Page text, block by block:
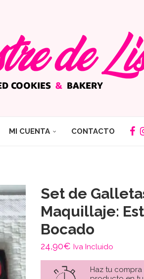
MI CUENTA CONTACTO
Set de
Maquillaje:
Bocado
24,90€ Iva Incluido
Haz tu